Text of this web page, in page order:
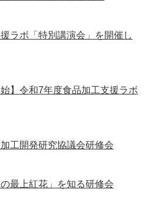
ラボ「特別講演会」を開催し
】令和7年度食品加工支援ラボ
工開発研究協議会研修会
最上紅花」を知る研修会